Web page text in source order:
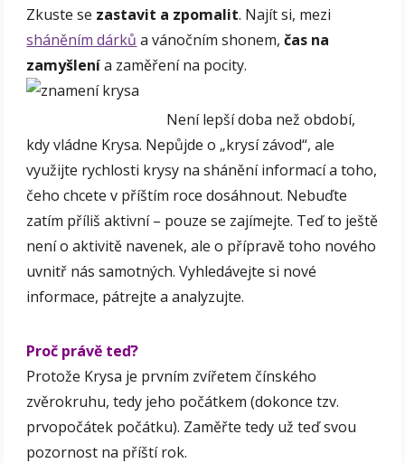
Zkuste se zastavit a zpomalit. Najít si, mezi
sháněním dárků a vánočním shonem,čas na
zamyšlenía zaměření na pocity.
Není lepší doba než období,
kdy vládne Krysa. Nepůjde o „krysí závod“, ale
využijte rychlosti krysy na shánění informací a toho,
čeho chcete v příštím roce dosáhnout. Nebuďte
zatím příliš aktivní – pouze se zajímejte. Teď to ještě
není o aktivitě navenek, ale o přípravě toho nového
uvnitř nás samotných. Vyhledávejte si nové
informace, pátrejte a analyzujte.
Proč právě teď?
Protože Krysa je prvním zvířetem čínského
zvěrokruhu, tedy jeho počátkem (dokonce tzv.
prvopočátek počátku). Zaměřte tedy už teď svou
pozornost na příští rok.